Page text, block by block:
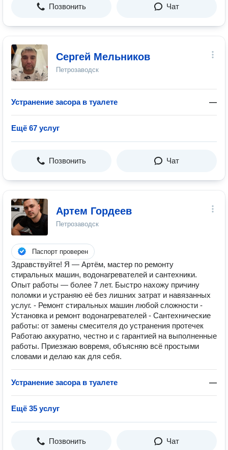
Позвонить Чат
Сергей Мельников
Петрозаводск
Устранение засора в туалете —
Ещё 67 услуг
Позвонить Чат
Артем Гордеев
Петрозаводск
Паспорт проверен
Здравствуйте! Я — Артём, мастер по ремонту
стиральных машин, водонагревателей и сантехники.
Опыт работы — более 7 лет. Быстро нахожу причину
поломки и устраняю её без лишних затрат и навязанных
услуг. - Ремонт стиральных машин любой сложности -
Установка и ремонт водонагревателей - Сантехнические
работы: от замены смесителя до устранения протечек
Работаю аккуратно, честно и с гарантией на выполненные
работы. Приезжаю вовремя, объясняю всё простыми
словами и делаю как для себя.
Устранение засора в туалете —
Ещё 35 услуг
Позвонить Чат